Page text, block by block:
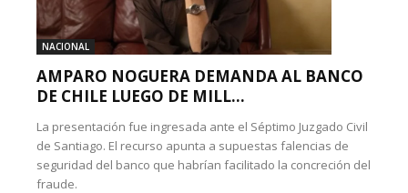
NACIONAL
AMPARO NOGUERA DEMANDA AL BANCO
DE CHILE LUEGO DE MILL...
La presentación fue ingresada ante el Séptimo Juzgado Civil
de Santiago. El recurso apunta a supuestas falencias de
seguridad del banco que habrían facilitado la concreción del
fraude.